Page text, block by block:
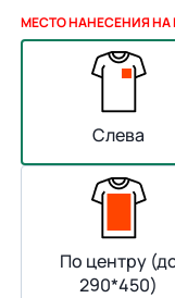
МЕСТО НАНЕСЕНИЯ НА
Слева
По центру
290*450)